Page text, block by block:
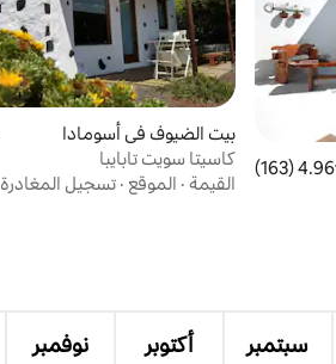
4.96 من 5، 163 مراجعات4.96 (163)
بيت الضيوف في أسومادا
كاسيتا سويت تابايبا
القيمة · الموقع · تسجيل المغادرة
سبتمبر أكتوبر نوفمبر